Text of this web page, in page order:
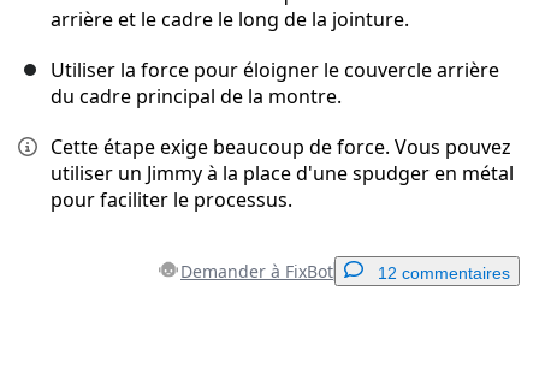
arrière et le cadre le long de la jointure.
Utiliser la force pour éloigner le couvercle arrière
du cadre principal de la montre.
Cette étape exige beaucoup de force. Vous pouvez
utiliser un Jimmy à la place d'une spudger en métal
pour faciliter le processus.
Demander à FixBot 12 commentaires